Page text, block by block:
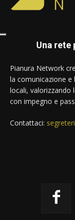
Una rete
Pianura Network
la comunicazione e
locali, valorizzando
con impegno e
Contattaci: